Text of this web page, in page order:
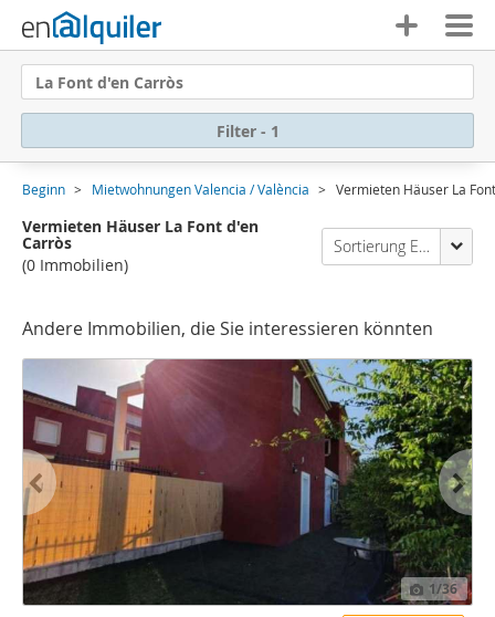
La Font d'en Carròs
Filter - 1
Beginn Mietwohnungen Valencia / València Vermieten Häuser La
Vermieten Häuser La Font d'en
Carròs
(0 Immobilien)
Sortierung Enalquiler
Andere Immobilien, die Sie interessieren könnten
1/36